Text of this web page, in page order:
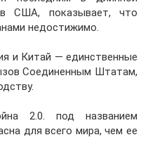
США, показывает, что
недостижимо.
и Китай — единственные
Соединенным Штатам,
2.0. под названием
для всего мира, чем ее